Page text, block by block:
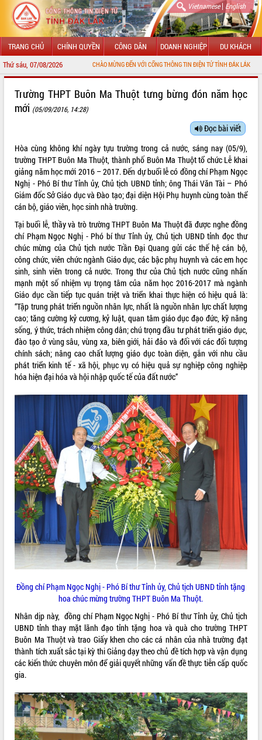
Vietnamese| English
TRANG CHỦ CHÍNH QUYỀN CÔNG DÂN DOANH NGHIỆP DU KHÁCH
Thứ sáu, 07/08/2026CHÀO MỪNG ĐẾN VỚI CỔNG THÔNG TIN ĐIỆN TỬ TỈNH ĐẮK LẮK
LÃNH ĐẠO UBND TỈNH
SỞ, BAN, NGÀNH
UBND CÁC XÃ, PHƯỜNG
THÔNG TIN CHỈ ĐẠO ĐIỀU HÀNH
HỆ THỐNG VĂN BẢN
VĂN BẢN HĐND TỈNH
ĐIỂM TIN VĂN BẢN
QUY HOẠCH - KẾ HOẠCH
VIDEO
Khám bệnh, cấp phát thuốc miễn phí
và tặng quà người dân xã Cư Pui
tháng 7/2026
Lễ truy tặng danh hiệu “Bà Mẹ Việt
Nam Anh hùng” và trao Huân chương
Lao động
Trường THPT Buôn Ma Thuột tưng bừng đón năm học
mới (05/09/2016, 14:28)
Đọc bài viết
Hòa cùng không khí ngày tựu trường trong cả nước, sáng nay (05/9),
trường THPT Buôn Ma Thuột, thành phố Buôn Ma Thuột tổ chức Lễ khai
giảng năm học mới 2016 – 2017. Đến dự buổi lễ có đồng chí Phạm Ngọc
Nghị - Phó Bí thư Tỉnh ủy, Chủ tịch UBND tỉnh; ông Thái Văn Tài – Phó
Giám đốc Sở Giáo dục và Đào tạo; đại diện Hội Phụ huynh cùng toàn thể
cán bộ, giáo viên, học sinh nhà trường.
Tại buổi lễ, thầy và trò trường THPT Buôn Ma Thuột đã được nghe đồng
chí Phạm Ngọc Nghị - Phó bí thư Tỉnh ủy, Chủ tịch UBND tỉnh đọc thư
chúc mừng của Chủ tịch nước Trần Đại Quang gửi các thế hệ cán bộ,
công chức, viên chức ngành Giáo dục, các bậc phụ huynh và các em học
sinh, sinh viên trong cả nước. Trong thư của Chủ tịch nước cũng nhấn
mạnh một số nhiệm vụ trọng tâm của năm học 2016-2017 mà ngành
Giáo dục cần tiếp tục quán triệt và triển khai thực hiện có hiệu quả là:
“Tập trung phát triển nguồn nhân lực, nhất là nguồn nhân lực chất lượng
cao; tăng cường kỷ cương, kỷ luật, quan tâm giáo dục đạo đức, kỹ năng
sống, ý thức, trách nhiệm công dân; chú trọng đầu tư phát triển giáo dục,
đào tạo ở vùng sâu, vùng xa, biên giới, hải đảo và đối với các đối tượng
chính sách; nâng cao chất lượng giáo dục toàn diện, gắn với nhu cầu
phát triển kinh tế - xã hội, phục vụ có hiệu quả sự nghiệp công nghiệp
hóa hiện đại hóa và hội nhập quốc tế của đất nước”
Đồng chí Phạm Ngọc Nghị - Phó Bí thư Tỉnh ủy, Chủ tịch UBND tỉnh tặng
hoa chúc mừng trường THPT Buôn Ma Thuột.
Nhân dịp này, đồng chí Phạm Ngọc Nghị - Phó Bí thư Tỉnh ủy, Chủ tịch
UBND tỉnh thay mặt lãnh đạo tỉnh tặng hoa và quà cho trường THPT
Buôn Ma Thuột và trao Giấy khen cho các cá nhân của nhà trường đạt
thành tích xuất sắc tại kỳ thi Giảng dạy theo chủ đề tích hợp và vận dụng
các kiến thức chuyên môn để giải quyết những vấn đề thực tiễn cấp quốc
gia.